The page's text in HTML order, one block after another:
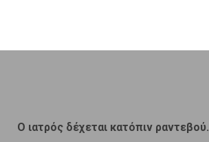
O ιατρός δέχεται κατόπιν ραντεβού.